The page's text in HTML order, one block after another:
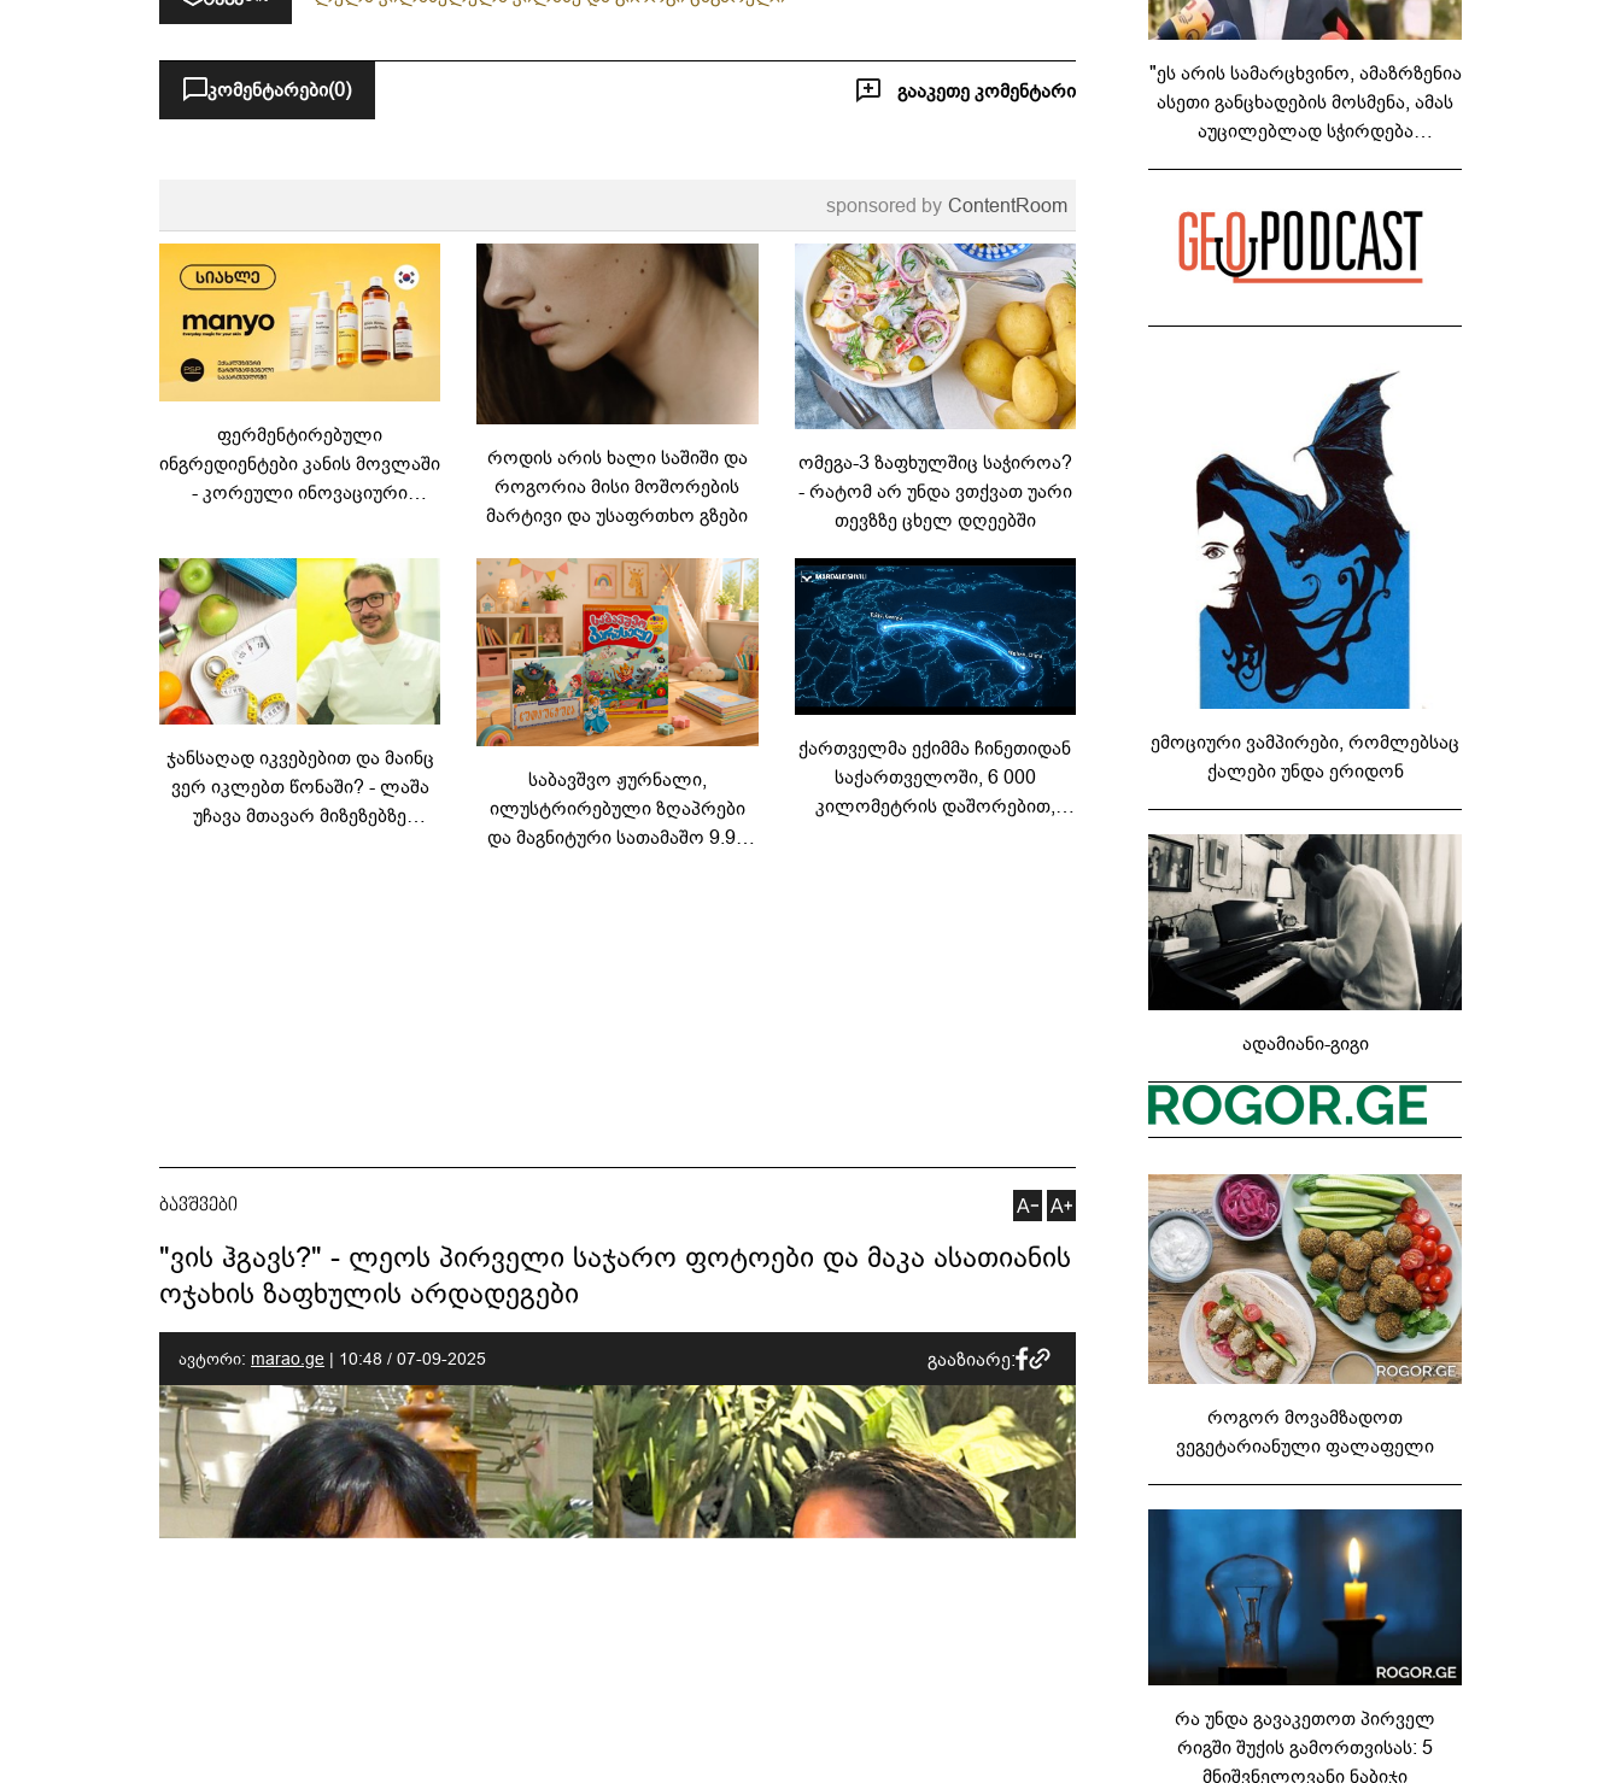
კომენტარები(0) გააკეთე კომენტარი
sponsored by ContentRoom
ფერმენტირებული
ინგრედიენტები კანის მოვლაში
- კორეული ინოვაციური
როდის არის ხალი საშიში და
როგორია მისი მოშორების
მარტივი და უსაფრთხო გზები
ომეგა-3 ზაფხულშიც საჭიროა?
- რატომ არ უნდა ვთქვათ უარი
თევზზე ცხელ დღეებში
ჯანსაღად იკვებებით და მაინც
ვერ იკლებთ წონაში? - ლაშა
უჩავა მთავარ მიზეზებზე
საბავშვო ჟურნალი,
ილუსტრირებული ზღაპრები
და მაგნიტური სათამაშო 9.90
ქართველმა ექიმმა ჩინეთიდან
საქართველოში, 6 000
კილომეტრის დაშორებით,
ბავშვები
"ვის ჰგავს?" - ლეოს პირველი საჯარო ფოტოები და მაკა ასათიანის
ოჯახის ზაფხულის არდადეგები
ავტორი: marao.ge | 10:48 / 07-09-2025 გააზიარე:
"ეს არის სამარცხვინო, ამაზრზენია
ასეთი განცხადების მოსმენა, ამას
აუცილებლად სჭირდება
ემოციური ვამპირები, რომლებსაც
ქალები უნდა ერიდონ
ადამიანი-გიგი
როგორ მოვამზადოთ
ვეგეტარიანული ფალაფელი
რა უნდა გავაკეთოთ პირველ
რიგში შუქის გამორთვისას: 5
მნიშვნელოვანი ნაბიჯი